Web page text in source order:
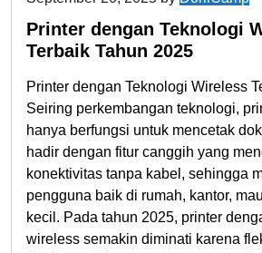
Printer dengan Teknologi
Terbaik Tahun 2025
Printer dengan Teknologi Wireless
Seiring perkembangan teknologi,
hanya berfungsi untuk mencetak
hadir dengan fitur canggih yang
konektivitas tanpa kabel, sehingga
pengguna baik di rumah, kantor,
kecil. Pada tahun 2025, printer
wireless semakin diminati karena